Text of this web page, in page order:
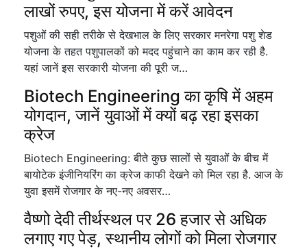
लाखों रुपए, इस योजना में करें आवेदन
पशुओं की सही तरीके से देखभाल के लिए सरकार मनरेगा पशु शेड
योजना के तहत पशुपालकों को मदद पहुंचाने का काम कर रही है.
यहां जानें इस सरकारी योजना की पूरी ज…
Biotech Engineering का कृषि में अहम
योगदान, जानें युवाओं में क्यों बढ़ रहा इसका
क्रेज
Biotech Engineering: बीते कुछ सालों से युवाओं के बीच में
बायोटेक इंजीनियरिंग का क्रेज काफी देखने को मिल रहा है. आज के
युवा इसमें रोजगार के नए-नए अवसर…
वैष्णो देवी तीर्थस्थल पर 26 हजार से अधिक
लगाए गए पेड़, स्थानीय लोगों को मिला रोजगार